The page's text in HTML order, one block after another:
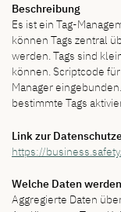
Beschreibung
Es ist ein Tag-
können Tags zentral
werden. Tags sind
können. Scriptcode
Manager
bestimmte Tags
Link zur
https://
Welche Daten
Aggregierte Daten